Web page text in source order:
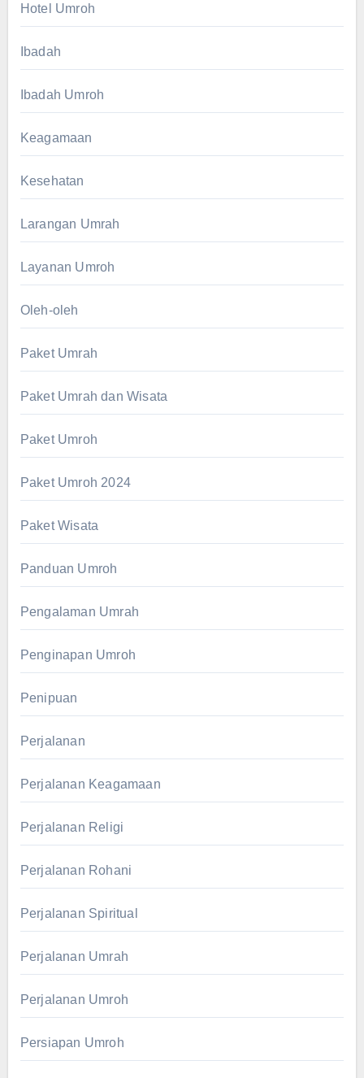
Hotel Umroh
Ibadah
Ibadah Umroh
Keagamaan
Kesehatan
Larangan Umrah
Layanan Umroh
Oleh-oleh
Paket Umrah
Paket Umrah dan Wisata
Paket Umroh
Paket Umroh 2024
Paket Wisata
Panduan Umroh
Pengalaman Umrah
Penginapan Umroh
Penipuan
Perjalanan
Perjalanan Keagamaan
Perjalanan Religi
Perjalanan Rohani
Perjalanan Spiritual
Perjalanan Umrah
Perjalanan Umroh
Persiapan Umroh